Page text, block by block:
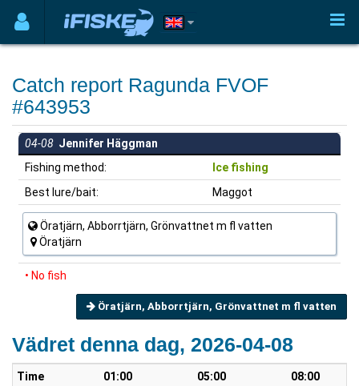
Catch report Ragunda FVOF
#643953
04-08 Jennifer Häggman
Fishing method:
Ice fishing
Best lure/bait:
Maggot
Öratjärn, Abborrtjärn, Grönvattnet m fl vatten
Öratjärn
• No fish
Öratjärn, Abborrtjärn, Grönvattnet m fl vatten
Vädret denna dag, 2026-04-08
Time 01:00 05:00
08:00